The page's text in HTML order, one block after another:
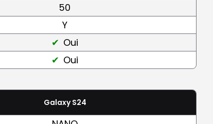
50
Y
Oui
Oui
Galaxy S24